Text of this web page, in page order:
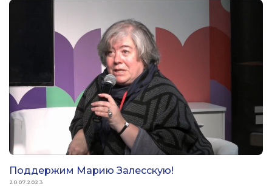
Поддержим Марию Залесскую!
20.07.2023